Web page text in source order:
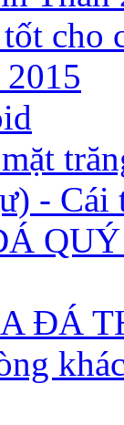
cho
- Cái
QUÝ
ĐÁ